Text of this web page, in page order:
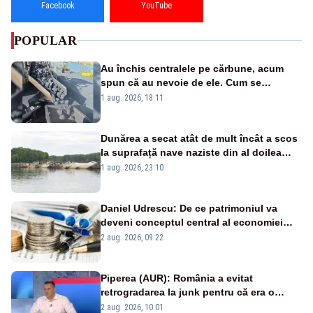
Facebook YouTube
POPULAR
Au închis centralele pe cărbune, acum
spun că au nevoie de ele. Cum se
pasează vina în plină criză energetică
1 aug. 2026, 18:11
Dunărea a secat atât de mult încât a scos
la suprafață nave naziste din al doilea
război mondial
1 aug. 2026, 23:10
Daniel Udrescu: De ce patrimoniul va
deveni conceptul central al economiei
viitoare?
2 aug. 2026, 09:22
Piperea (AUR): România a evitat
retrogradarea la junk pentru că era o
catastrofă pentru bănci și fondurile de
2 aug. 2026, 10:01